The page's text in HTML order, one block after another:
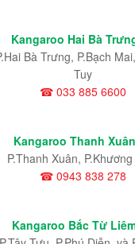
Kangaroo Hai Bà
Bà Trưng, P.Bạch
Tuy
☎ 033 885 6600
Kangaroo Thanh
P.Thanh Xuân,
☎ 0943 838 278
Kangaroo Bắc Từ